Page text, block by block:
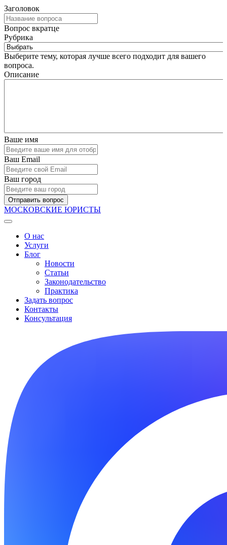
Заголовок
Вопрос вкратце
Рубрика
Выберите тему, которая лучше всего подходит для вашего
вопроса.
Описание
Ваше имя
Ваш Email
Ваш город
Отправить вопрос
МОСКОВСКИЕ ЮРИСТЫ
О нас
Услуги
Блог
Новости
Статьи
Законодательство
Практика
Задать вопрос
Контакты
Консультация